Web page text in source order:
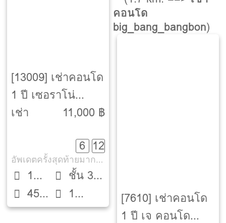
[13009] เช่าคอนโด
1 ปี เซอราโน่
พระราม 2
Condominium
Rama 2]
เช่า
11,000 ฿
6 12
อัพเดตครั้งสุดท้ายมากกว่า 30 วัน
1
Bed45
ตรม.
ชั้น 3
ตึก A
1
ห้องน้ำ
คอนโด
big_bang_bangbon)
[7610] เช่าคอนโด
1 ปี เจ คอนโด